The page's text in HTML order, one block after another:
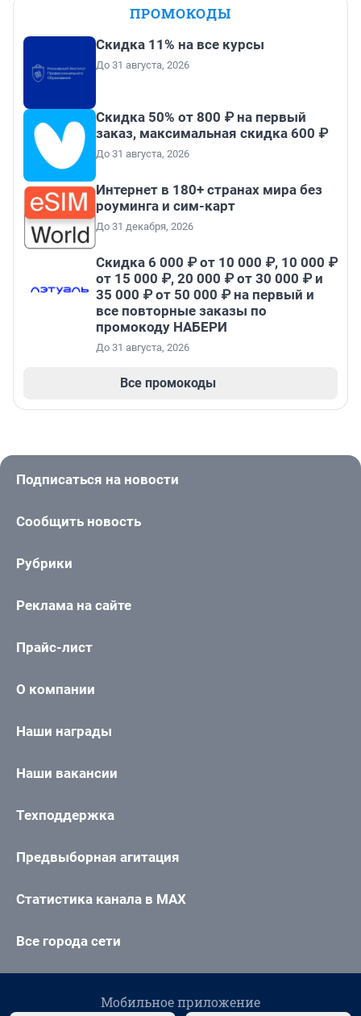
ПРОМОКОДЫ
Скидка 11% на все курсы
До 31 августа, 2026
Скидка 50% от 800 ₽ на первый
заказ, максимальная скидка 600 ₽
До 31 августа, 2026
Интернет в 180+ странах мира без
роуминга и сим-карт
До 31 декабря, 2026
Скидка 6 000 ₽ от 10 000 ₽, 10 000 ₽
от 15 000 ₽, 20 000 ₽ от 30 000 ₽ и
35 000 ₽ от 50 000 ₽ на первый и
все повторные заказы по
промокоду НАБЕРИ
До 31 августа, 2026
Все промокоды
Подписаться на новости
Сообщить новость
Рубрики
Реклама на сайте
Прайс-лист
О компании
Наши награды
Наши вакансии
Техподдержка
Предвыборная агитация
Статистика канала в MAX
Все города сети
Мобильное приложение